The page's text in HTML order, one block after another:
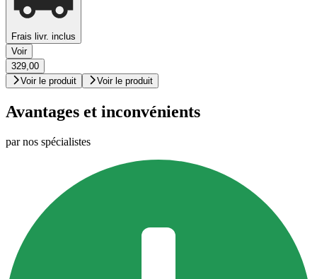
Frais livr. inclus
Voir
329,00
Voir le produit
Voir le produit
Avantages et inconvénients
par nos spécialistes